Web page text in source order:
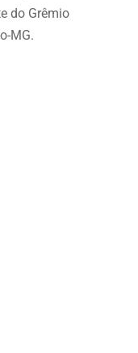
do Grêmio
MG.